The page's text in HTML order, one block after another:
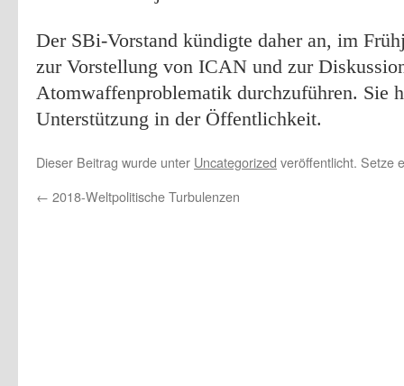
Der SBi-Vorstand kündigte daher an, im
zur Vorstellung von ICAN und zur
Atomwaffenproblematik durchzuführen. Sie
Unterstützung in der Öffentlichkeit.
Dieser Beitrag wurde unter Uncategorized veröffentlicht. Setze
← 2018-Weltpolitische Turbulenzen